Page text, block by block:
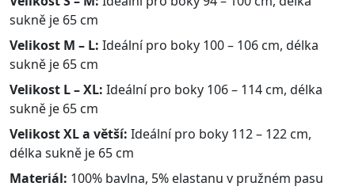
sukně je 65 cm
Velikost M – L: Ideální pro boky 100 – 106 cm, délka
sukně je 65 cm
Velikost L – XL: Ideální pro boky 106 – 114 cm, délka
sukně je 65 cm
Velikost XL a větší: Ideální pro boky 112 – 122 cm,
délka sukně je 65 cm
Materiál: 100% bavlna, 5% elastanu v pružném pasu